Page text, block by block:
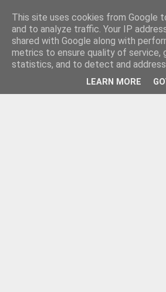
This site uses cookies from Google
and to analyze traffic. Your IP
shared with Google along with
metrics to ensure quality of service,
statistics, and to detect and address
LEARN MORE